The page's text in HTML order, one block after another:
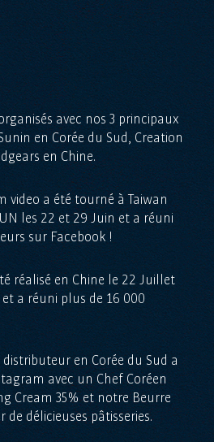
avec nos 3 principaux
en Corée du Sud, Creation
en Chine.
video a été tourné à Taiwan
les 22 et 29 Juin et a réuni
sur Facebook !
réalisé en Chine le 22 Juillet
a réuni plus de 16 000
en Corée du Sud a
avec un Chef Coréen
Cream 35% et notre Beurre
délicieuses pâtisseries.